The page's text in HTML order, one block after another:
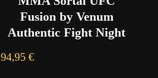
Fusion by Venum
Authentic Fight Night
94,95 €